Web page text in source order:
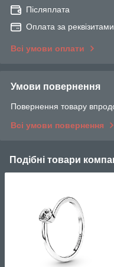
Післяплата
Оплата за реквізитами
Всі умови оплати
Умови повернення
Повернення товару
Всі умови повернення
Подібні товари